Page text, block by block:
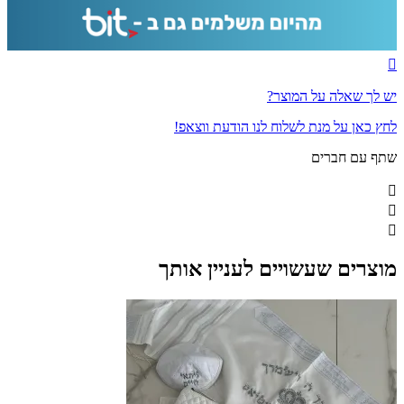
יש לך שאלה על המוצר?
לחץ כאן על מנת לשלוח לנו הודעת ווצאפ!
שתף עם חברים
מוצרים שעשויים לעניין אותך